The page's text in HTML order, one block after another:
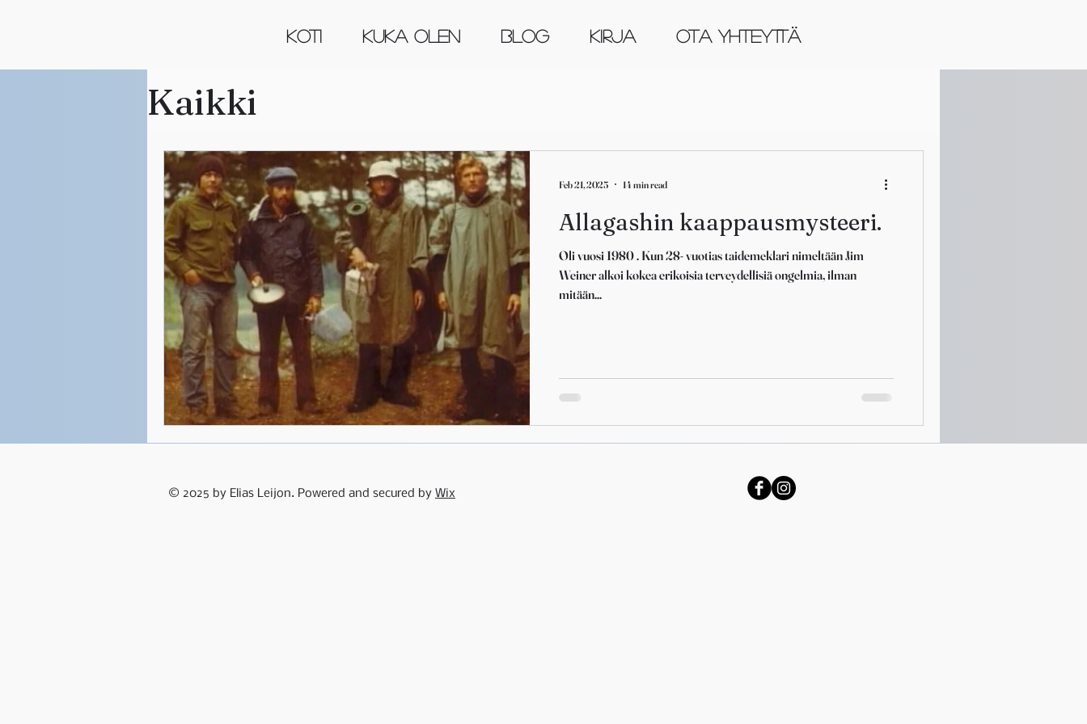
KOTI KUKA OLEN Blog KIRJA OTA YHTEYTTÄ
Kaikki
Allagashin kaappausmysteeri.
Oli vuosi 1980 . Kun 28- vuotias taidemeklari nimeltään Jim
Weiner alkoi kokea erikoisia terveydellisiä ongelmia, ilman
mitään...
Feb 21, 2025 14 min read
© 2025 by Elias Leijon. Powered and secured by Wix